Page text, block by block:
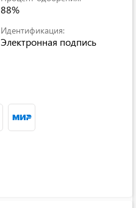
88%
Идентификация:
Электронная подпись